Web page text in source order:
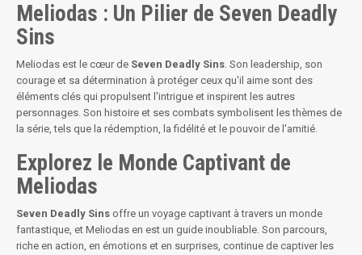
Meliodas : Un Pilier de Seven Deadly
Sins
Meliodas est le cœur de Seven Deadly Sins. Son leadership, son
courage et sa détermination à protéger ceux qu'il aime sont des
éléments clés qui propulsent l'intrigue et inspirent les autres
personnages. Son histoire et ses combats symbolisent les thèmes de
la série, tels que la rédemption, la fidélité et le pouvoir de l'amitié.
Explorez le Monde Captivant de
Meliodas
Seven Deadly Sins offre un voyage captivant à travers un monde
fantastique, et Meliodas en est un guide inoubliable. Son parcours,
riche en action, en émotions et en surprises, continue de captiver les